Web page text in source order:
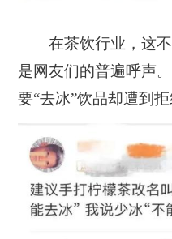
在茶饮行业，这不
是网友们的普遍呼声
要“去冰”饮品却遭到拒